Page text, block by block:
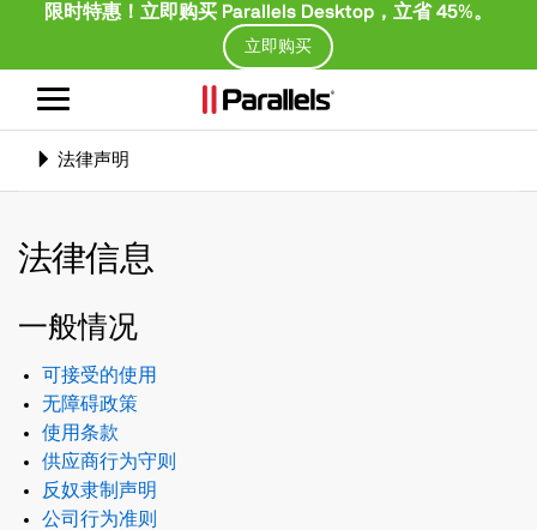
限时特惠！立即购买 Parallels Desktop，立省 45%。
立即购买
切
导
Toggle
法律声明
法律信息
一般情况
可接受的使用
无障碍政策
使用条款
供应商行为守则
反奴隶制声明
公司行为准则